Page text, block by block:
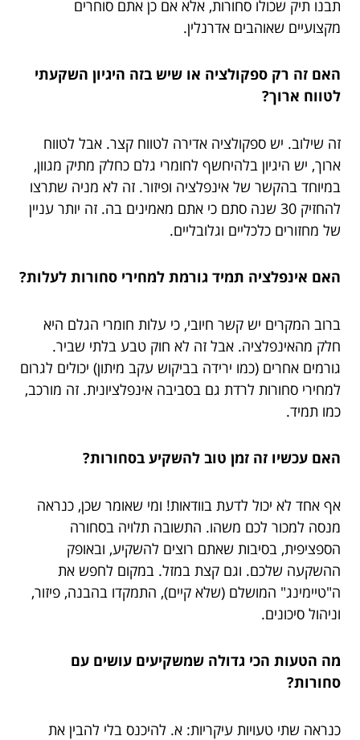
תבנו תיק שכולו סחורות, אלא אם כן אתם סוחרים
מקצועיים שאוהבים אדרנלין.
האם זה רק ספקולציה או שיש בזה היגיון השקעתי
לטווח ארוך?
זה שילוב. יש ספקולציה אדירה לטווח קצר. אבל לטווח
ארוך, יש היגיון בלהיחשף לחומרי גלם כחלק מתיק מגוון,
במיוחד בהקשר של אינפלציה ופיזור. זה לא מניה שתרצו
להחזיק 30 שנה סתם כי אתם מאמינים בה. זה יותר עניין
של מחזורים כלכליים וגלובליים.
האם אינפלציה תמיד גורמת למחירי סחורות לעלות?
ברוב המקרים יש קשר חיובי, כי עלות חומרי הגלם היא
חלק מהאינפלציה. אבל זה לא חוק טבע בלתי שביר.
גורמים אחרים (כמו ירידה בביקוש עקב מיתון) יכולים לגרום
למחירי סחורות לרדת גם בסביבה אינפלציונית. זה מורכב,
כמו תמיד.
האם עכשיו זה זמן טוב להשקיע בסחורות?
אף אחד לא יכול לדעת בוודאות! ומי שאומר שכן, כנראה
מנסה למכור לכם משהו. התשובה תלויה בסחורה
הספציפית, בסיבות שאתם רוצים להשקיע, ובאופק
ההשקעה שלכם. וגם קצת במזל. במקום לחפש את
ה"טיימינג" המושלם (שלא קיים), התמקדו בהבנה, פיזור,
וניהול סיכונים.
מה הטעות הכי גדולה שמשקיעים עושים עם
סחורות?
כנראה שתי טעויות עיקריות: א. להיכנס בלי להבין את